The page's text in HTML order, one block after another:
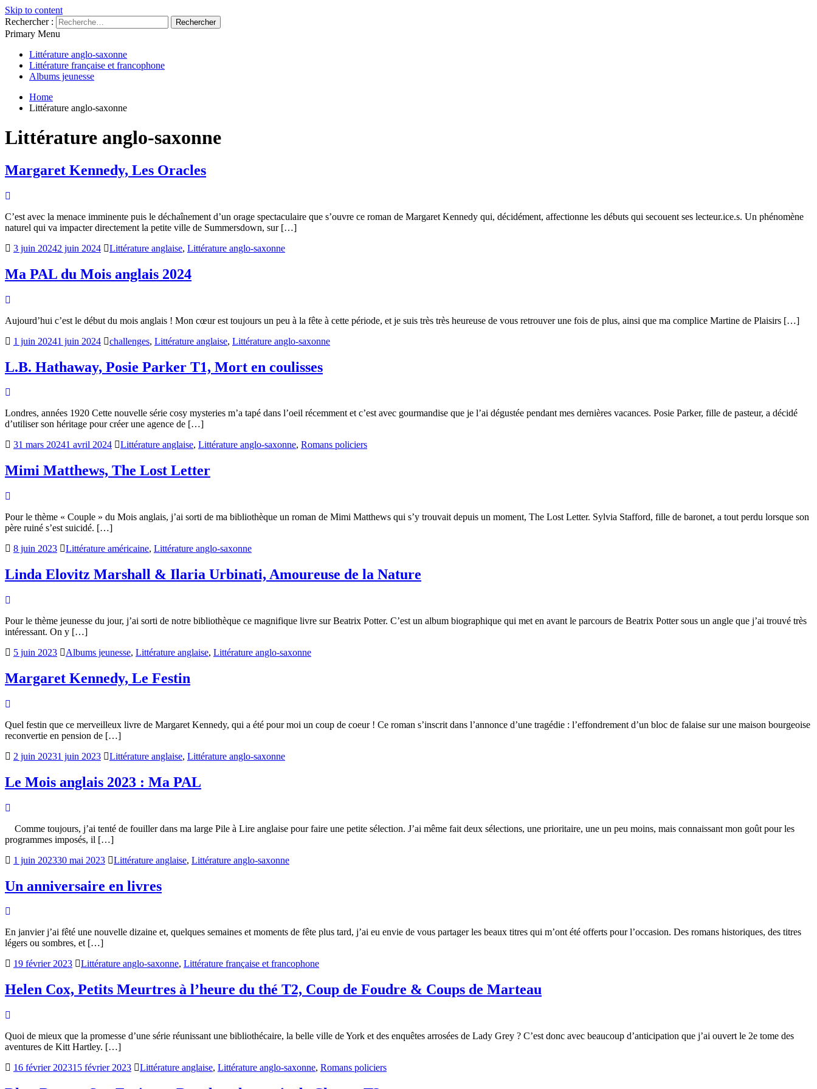
Skip to content
Rechercher :
Primary Menu
Littérature anglo-saxonne
Littérature française et francophone
Albums jeunesse
Home
Littérature anglo-saxonne
Littérature anglo-saxonne
Margaret Kennedy, Les Oracles
C’est avec la menace imminente puis le déchaînement d’un orage spectaculaire que s’ouvre ce roman de Margaret Kennedy qui, décidément, affectionne les débuts qui secouent ses lecteur.ice.s. Un phénomène
naturel qui va impacter directement la petite ville de Summersdown, sur […]
3 juin 20242 juin 2024 Littérature anglaise, Littérature anglo-saxonne
Ma PAL du Mois anglais 2024
Aujourd’hui c’est le début du mois anglais ! Mon cœur est toujours un peu à la fête à cette période, et je suis très très heureuse de vous retrouver une fois de plus, ainsi que ma complice Martine de Plaisirs […]
1 juin 20241 juin 2024 challenges, Littérature anglaise, Littérature anglo-saxonne
L.B. Hathaway, Posie Parker T1, Mort en coulisses
Londres, années 1920 Cette nouvelle série cosy mysteries m’a tapé dans l’oeil récemment et c’est avec gourmandise que je l’ai dégustée pendant mes dernières vacances. Posie Parker, fille de pasteur, a décidé
d’utiliser son héritage pour créer une agence de […]
31 mars 20241 avril 2024 Littérature anglaise, Littérature anglo-saxonne, Romans policiers
Mimi Matthews, The Lost Letter
Pour le thème « Couple » du Mois anglais, j’ai sorti de ma bibliothèque un roman de Mimi Matthews qui s’y trouvait depuis un moment, The Lost Letter. Sylvia Stafford, fille de baronet, a tout perdu lorsque son
père ruiné s’est suicidé. […]
8 juin 2023
Littérature américaine, Littérature anglo-saxonne
Linda Elovitz Marshall & Ilaria Urbinati, Amoureuse de la Nature
Pour le thème jeunesse du jour, j’ai sorti de notre bibliothèque ce magnifique livre sur Beatrix Potter. C’est un album biographique qui met en avant le parcours de Beatrix Potter sous un angle que j’ai trouvé très
intéressant. On y […]
5 juin 2023
Albums jeunesse, Littérature anglaise, Littérature anglo-saxonne
Margaret Kennedy, Le Festin
Quel festin que ce merveilleux livre de Margaret Kennedy, qui a été pour moi un coup de coeur ! Ce roman s’inscrit dans l’annonce d’une tragédie : l’effondrement d’un bloc de falaise sur une maison bourgeoise
reconvertie en pension de […]
2 juin 20231 juin 2023 Littérature anglaise, Littérature anglo-saxonne
Le Mois anglais 2023 : Ma PAL
Comme toujours, j’ai tenté de fouiller dans ma large Pile à Lire anglaise pour faire une petite sélection. J’ai même fait deux sélections, une prioritaire, une un peu moins, mais connaissant mon goût pour les
programmes imposés, il […]
1 juin 202330 mai 2023 Littérature anglaise, Littérature anglo-saxonne
Un anniversaire en livres
En janvier j’ai fêté une nouvelle dizaine et, quelques semaines et moments de fête plus tard, j’ai eu envie de vous partager les beaux titres qui m’ont été offerts pour l’occasion. Des romans historiques, des titres
légers ou sombres, et […]
19 février 2023
Littérature anglo-saxonne, Littérature française et francophone
Helen Cox, Petits Meurtres à l’heure du thé T2, Coup de Foudre & Coups de Marteau
Quoi de mieux que la promesse d’une série réunissant une bibliothécaire, la belle ville de York et des enquêtes arrosées de Lady Grey ? C’est donc avec beaucoup d’anticipation que j’ai ouvert le 2e tome des
aventures de Kitt Hartley. […]
16 février 202315 février 2023 Littérature anglaise, Littérature anglo-saxonne, Romans policiers